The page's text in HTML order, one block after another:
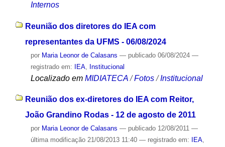
Internos
Reunião dos diretores do IEA com
representantes da UFMS - 06/08/2024
por Maria Leonor de Calasans — publicado06/08/2024 —
registrado em: IEA, Institucional
Localizado em MIDIATECA /Fotos /Institucional
Reunião dos ex-diretores do IEA com Reitor,
João Grandino Rodas - 12 de agosto de 2011
por Maria Leonor de Calasans — publicado12/08/2011 —
última modificação21/08/2013 11:40 — registrado em: IEA,